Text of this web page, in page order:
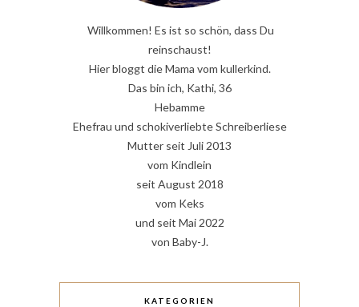
Willkommen! Es ist so schön, dass Du
reinschaust!
Hier bloggt die Mama vom kullerkind.
Das bin ich, Kathi, 36
Hebamme
Ehefrau und schokiverliebte Schreiberliese
Mutter seit Juli 2013
vom Kindlein
seit August 2018
vom Keks
und seit Mai 2022
von Baby-J.
KATEGORIEN